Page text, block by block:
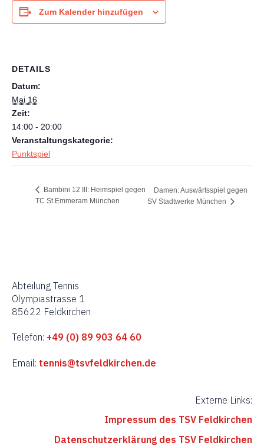
Zum Kalender hinzufügen
DETAILS
Datum:
Mai 16
Zeit:
14:00 - 20:00
Veranstaltungskategorie:
Punktspiel
Bambini 12 III: Heimspiel gegen
TC St.Emmeram München
Damen: Auswärtsspiel gegen
SV Stadtwerke München
Abteilung Tennis
Olympiastrasse 1
85622 Feldkirchen
Telefon: +49 (0) 89 903 64 60
Email: tennis@tsvfeldkirchen.de
Externe Links:
Impressum des TSV Feldkirchen
Datenschutzerklärung des TSV Feldkirchen